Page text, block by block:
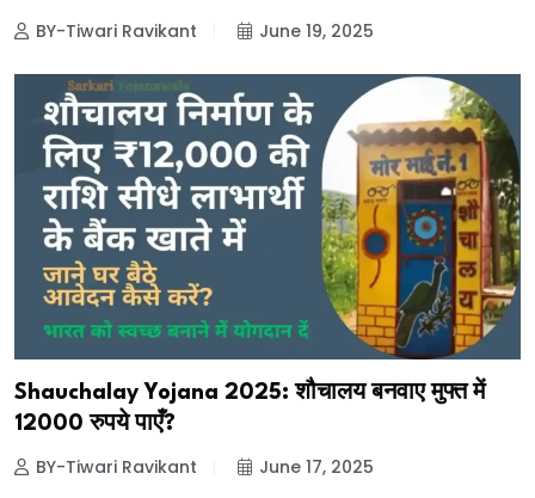
BY-Tiwari Ravikant June 19, 2025
Shauchalay Yojana 2025: शौचालय बनवाए मुफ्त में
₹12000 रुपये पाएँ?
BY-Tiwari Ravikant June 17, 2025